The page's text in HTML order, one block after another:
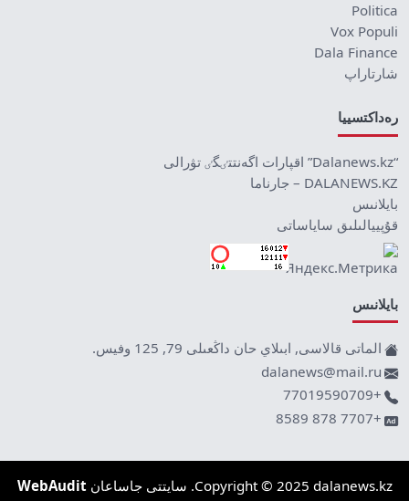
Politica
Vox Populi
Dala Finance
شارتاراپ
رەداكتسييا
“Dalanews.kz” اقپارات اگەنتتٸگٸ تۋرالى
DALANEWS.KZ – جارناما
بايلانىس
قۇپييالىلىق ساياساتى
بايلانىس
الماتى قالاسى, ابىلاي حان داڭعىلى 79, 125 وفيس.
dalanews@mail.ru
+77019590709
+7707 878 8589
Copyright © 2025 dalanews.kz. سايتتى جاساعان WebAudit